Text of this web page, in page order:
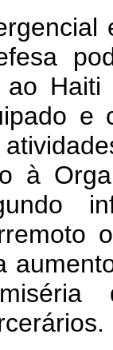
Haiti
à